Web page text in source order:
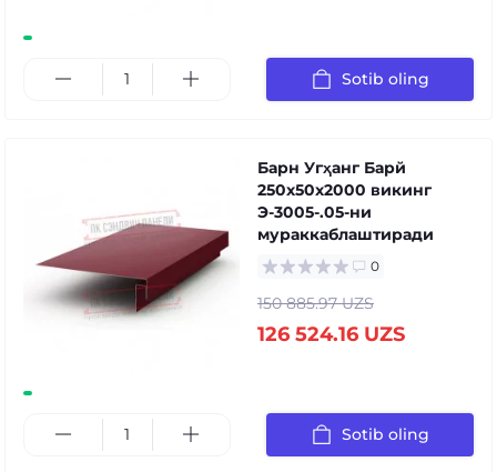
Sotib oling
Барн Угҳанг Барй
250x50x2000 викинг
Э-3005-.05-ни
мураккаблаштиради
0
150 885.97 UZS
126 524.16 UZS
Sotib oling